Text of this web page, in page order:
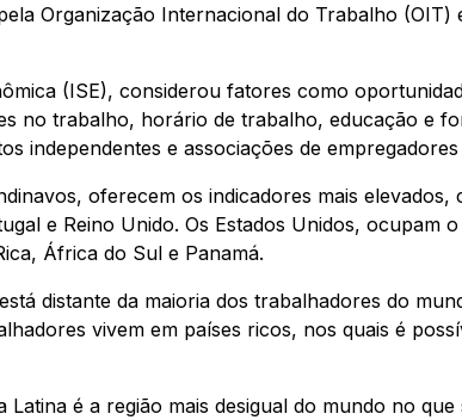
Organização Internacional do Trabalho
(ISE), considerou fatores como
no trabalho, horário de trabalho, educação e
independentes e associações de
oferecem os indicadores mais
e Reino Unido. Os Estados Unidos, ocupam
África do Sul e Panamá.
distante da maioria dos trabalhadores do
vivem em países ricos, nos quais é
é a região mais desigual do mundo no